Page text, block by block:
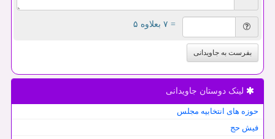
= ۷ بعلاوه ۵
بفرست به جاویدانی
لینک دوستان جاویدانی
حوزه های انتخابیه مجلس
فیش حج